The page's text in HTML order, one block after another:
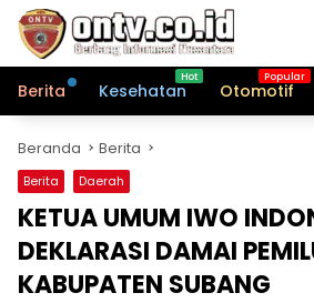
Langsung
konten
Berita
Kesehatan Otomotif
Beranda Berita
Berita Daerah
KETUA UMUM IWO
DEKLARASI DAMAI
KABUPATEN SUBANG